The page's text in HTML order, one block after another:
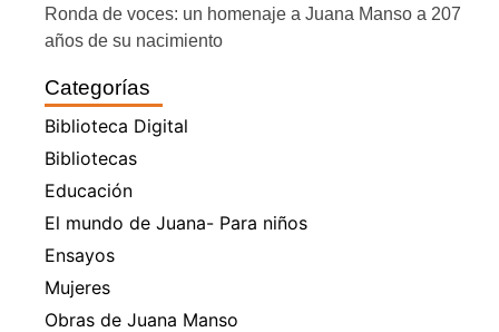
Ronda de voces: un homenaje a Juana Manso a 207
años de su nacimiento
Categorías
Biblioteca Digital
Bibliotecas
Educación
El mundo de Juana- Para niños
Ensayos
Mujeres
Obras de Juana Manso